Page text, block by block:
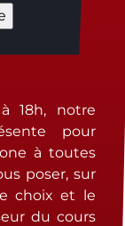
18h, notre
pour
à toutes
poser, sur
choix et le
du cours